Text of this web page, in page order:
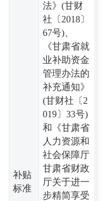
补贴
标准
法》(甘财
社〔2018〕
67号)、
《甘肃省就
业补助资金
管理办法的
补充通知》
(甘财社〔2
019〕33号)
和《甘肃省
人力资源和
社会保障厅
甘肃省财政
厅关于进一
步精简享受